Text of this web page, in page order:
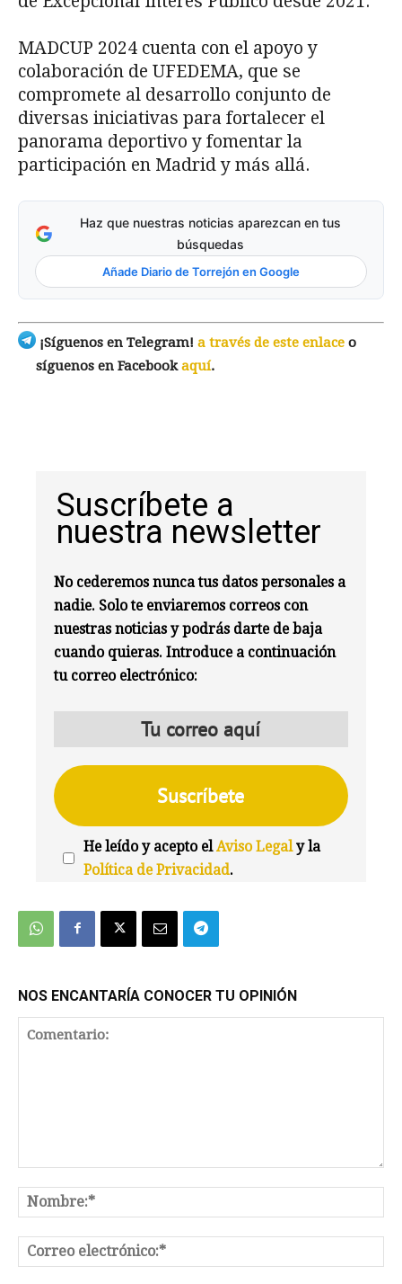
MADCUP 2024 cuenta con el apoyo y
colaboración de UFEDEMA, que se
compromete al desarrollo conjunto de
diversas iniciativas para fortalecer el
panorama deportivo y fomentar la
participación en Madrid y más allá.
Haz que nuestras noticias aparezcan en tus
búsquedas
Añade Diario de Torrejón en Google
¡Síguenos en Telegram! a través de este enlace o
síguenos en Facebookaquí.
Suscríbete a
nuestra newsletter
No cederemos nunca tus datos personales a
nadie. Solo te enviaremos correos con
nuestras noticias y podrás darte de baja
cuando quieras. Introduce a continuación
tu correo electrónico:
He leído y acepto elAviso Legaly la
Política de Privacidad.
NOS ENCANTARÍA CONOCER TU OPINIÓN